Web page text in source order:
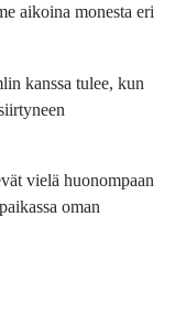
aikoina monesta eri
kanssa tulee, kun
vielä huonompaan
oman